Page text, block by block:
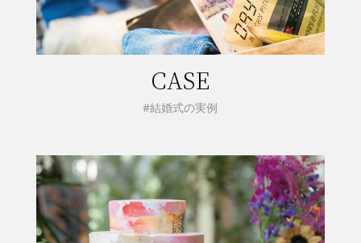
CASE
#結婚式の実例